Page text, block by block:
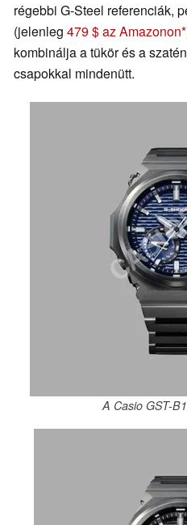
régebbi G-Steel referenciák,
(jelenleg 479 $ az Amazonon
kombinálja a tükör és a
csapokkal mindenütt.
A Casio GST-